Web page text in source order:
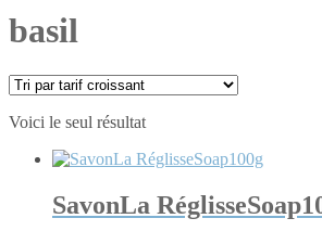
basil
Voici le seul résultat
SavonLa